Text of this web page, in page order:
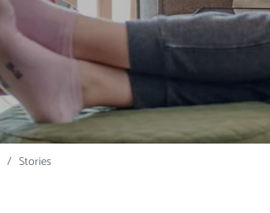
Stories